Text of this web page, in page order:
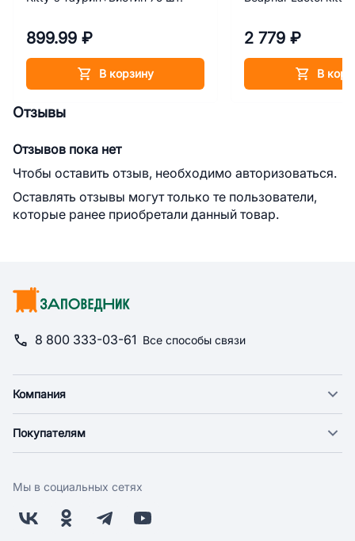
899.99 ₽
В корзину
2 779 ₽
В
Отзывы
Отзывов пока нет
Чтобы оставить отзыв, необходимо авторизоваться.
Оставлять отзывы могут только те пользователи,
которые ранее приобретали данный товар.
8 800 333-03-61 Все способы связи
Компания
Новости
Поставщикам
Заводчикам
Покупателям
Оплата
Бонусная программа
Мы в социальных сетях